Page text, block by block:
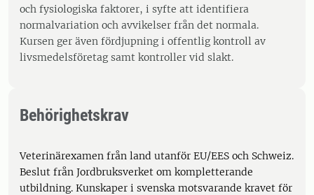
och fysiologiska faktorer, i syfte att identifiera
normalvariation och avvikelser från det normala.
Kursen ger även fördjupning i offentlig kontroll av
livsmedelsföretag samt kontroller vid slakt.
Behörighetskrav
Veterinärexamen från land utanför EU/EES och Schweiz.
Beslut från Jordbruksverket om kompletterande
utbildning. Kunskaper i svenska motsvarande kravet för